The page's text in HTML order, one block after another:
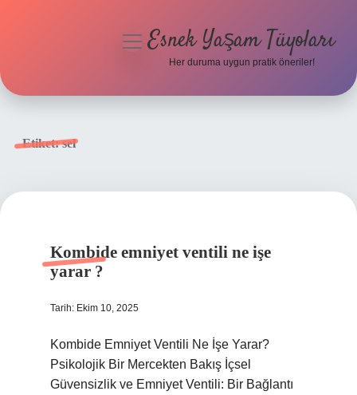
menüyüEsnek Yaşam Tüyoları
Her duruma uygun pratik öneriler!
Etiket:sel
Kombide emniyet ventili ne işe
yarar ?
Tarih: Ekim 10, 2025
Kombide Emniyet Ventili Ne İşe Yarar?
Psikolojik Bir Mercekten Bakış İçsel
Güvensizlik ve Emniyet Ventili: Bir Bağlantı